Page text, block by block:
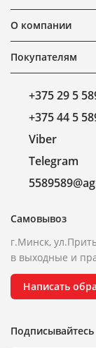
О компании
Покупателям
+375 29 5
+375 44 5
Viber
Telegram
Самовывоз
г.Минск,
в выходные и
Написать
Подписывайтесь